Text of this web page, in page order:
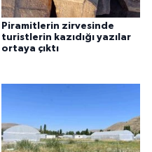
Piramitlerin zirvesinde
turistlerin kazıdığı yazılar
ortaya çıktı